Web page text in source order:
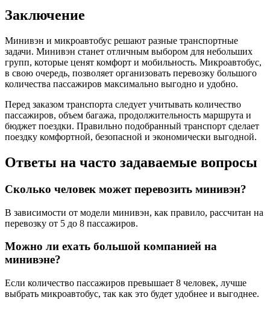
Заключение
Минивэн и микроавтобус решают разные транспортные
задачи. Минивэн станет отличным выбором для небольших
групп, которые ценят комфорт и мобильность. Микроавтобус,
в свою очередь, позволяет организовать перевозку большого
количества пассажиров максимально выгодно и удобно.
Перед заказом транспорта следует учитывать количество
пассажиров, объем багажа, продолжительность маршрута и
бюджет поездки. Правильно подобранный транспорт сделает
поездку комфортной, безопасной и экономически выгодной.
Ответы на часто задаваемые вопросы
Сколько человек может перевозить минивэн?
В зависимости от модели минивэн, как правило, рассчитан на
перевозку от 5 до 8 пассажиров.
Можно ли ехать большой компанией на
минивэне?
Если количество пассажиров превышает 8 человек, лучше
выбрать микроавтобус, так как это будет удобнее и выгоднее.